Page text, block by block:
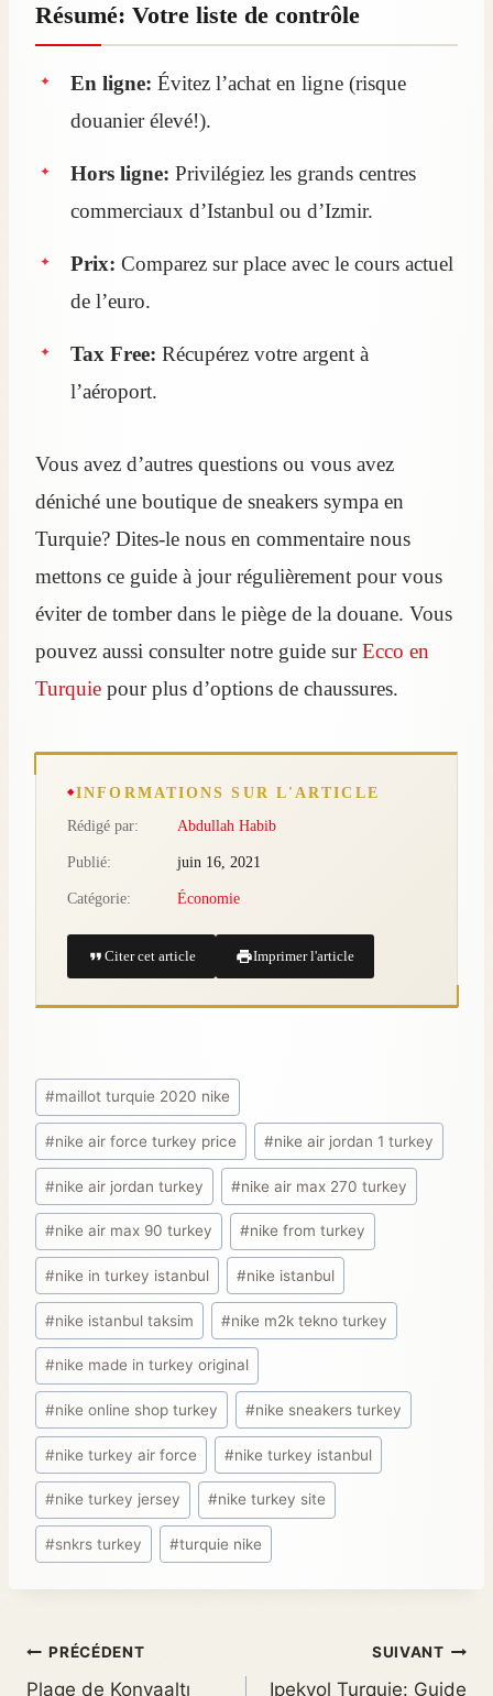
Résumé: Votre liste de contrôle
En ligne: Évitez l’achat en ligne (risque
douanier élevé!).
Hors ligne: Privilégiez les grands centres
commerciaux d’Istanbul ou d’Izmir.
Prix: Comparez sur place avec le cours actuel
de l’euro.
Tax Free: Récupérez votre argent à
l’aéroport.
Vous avez d’autres questions ou vous avez
déniché une boutique de sneakers sympa en
Turquie? Dites-le nous en commentaire nous
mettons ce guide à jour régulièrement pour vous
éviter de tomber dans le piège de la douane. Vous
pouvez aussi consulter notre guide surEcco en
Turquie pour plus d’options de chaussures.
INFORMATIONS SUR L'ARTICLE
Rédigé par:
Abdullah Habib
Publié: juin 16, 2021
Catégorie: Économie
Citer cet article Imprimer l'article
#maillot turquie 2020 nike
#nike air force turkey price #nike air jordan 1 turkey
#nike air jordan turkey #nike air max 270 turkey
#nike air max 90 turkey #nike from turkey
#nike in turkey istanbul #nike istanbul
#nike istanbul taksim #nike m2k tekno turkey
#nike made in turkey original
#nike online shop turkey #nike sneakers turkey
#nike turkey air force #nike turkey istanbul
#nike turkey jersey #nike turkey site
#snkrs turkey #turquie nike
PRÉCÉDENT
Plage de Konyaaltı
SUIVANT
Ipekyol Turquie: Guide